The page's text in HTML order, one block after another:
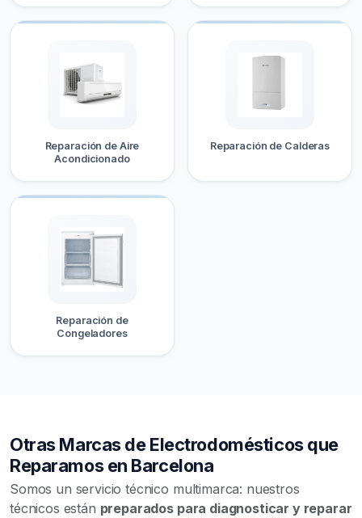
Reparación de Aire
Acondicionado
Reparación de Calderas
Reparación de
Congeladores
Otras Marcas de Electrodomésticos que
Reparamos en Barcelona
Somos un servicio técnico multimarca: nuestros
técnicos están preparados para diagnosticar y reparar